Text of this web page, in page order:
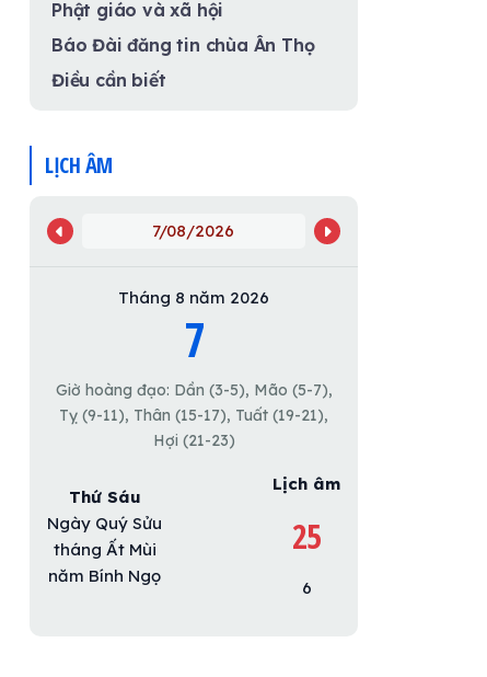
Phật giáo và xã hội
Báo Đài đăng tin chùa Ân Thọ
Điều cần biết
LỊCH ÂM
7/08/2026
Tháng 8 năm 2026
7
Giờ hoàng đạo: Dần (3-5), Mão (5-7),
Tỵ (9-11), Thân (15-17), Tuất (19-21),
Hợi (21-23)
Thứ Sáu
Ngày Quý Sửu
tháng Ất Mùi
năm Bính Ngọ
Lịch âm
25
6